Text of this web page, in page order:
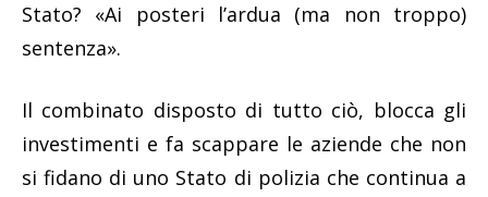
Stato? «Ai posteri l’ardua (ma non troppo)
sentenza».
Il combinato disposto di tutto ciò, blocca gli
investimenti e fa scappare le aziende che non
si fidano di uno Stato di polizia che continua a